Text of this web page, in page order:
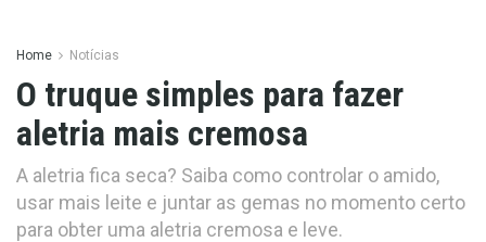
Home Notícias
O truque simples para fazer
aletria mais cremosa
A aletria fica seca? Saiba como controlar o amido,
usar mais leite e juntar as gemas no momento certo
para obter uma aletria cremosa e leve.